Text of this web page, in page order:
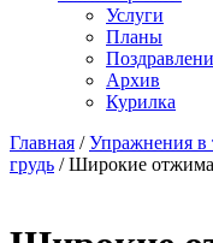
Услуги
Планы
Архив
Курилка
Главная / Упражнения в
грудь / Широкие